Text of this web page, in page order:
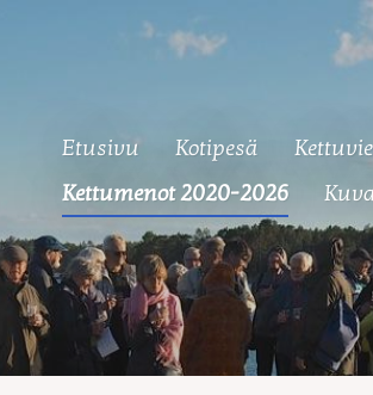
Etusivu Kotipesä
Kettumenot 2020-2026